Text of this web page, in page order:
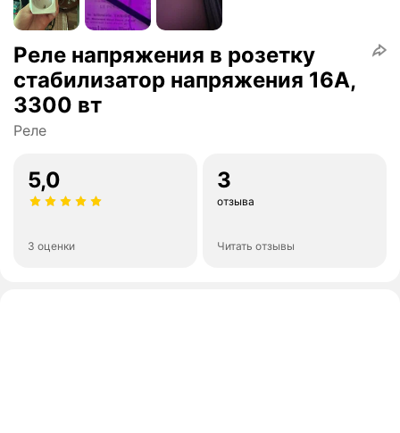
Реле напряжения в розетку
стабилизатор напряжения 16А,
3300 вт
Реле
5,0
3 оценки
3
отзыва
Читать отзывы